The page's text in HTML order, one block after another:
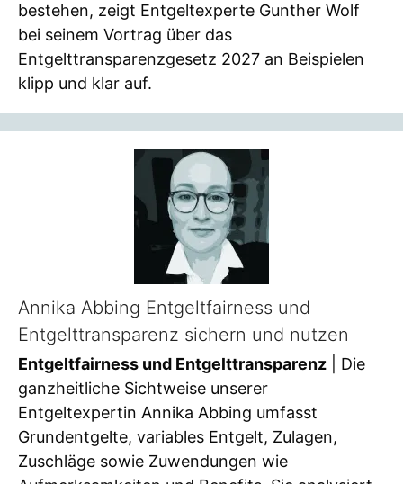
bestehen, zeigt Entgeltexperte Gunther Wolf
bei seinem Vortrag über das
Entgelttransparenzgesetz 2027 an Beispielen
klipp und klar auf.
Annika Abbing Entgeltfairness und
Entgelttransparenz sichern und nutzen
Entgeltfairness und Entgelttransparenz | Die
ganzheitliche Sichtweise unserer
Entgeltexpertin Annika Abbing umfasst
Grundentgelte, variables Entgelt, Zulagen,
Zuschläge sowie Zuwendungen wie